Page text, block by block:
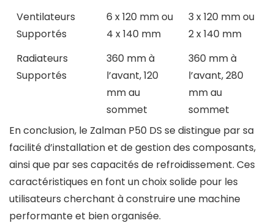
Ventilateurs
Supportés
6 x 120 mm ou
4 x 140 mm
3 x 120 mm ou
2 x 140 mm
Radiateurs
Supportés
360 mm à
l’avant, 120
mm au
sommet
360 mm à
l’avant, 280
mm au
sommet
En conclusion, le Zalman P50 DS se distingue par sa
facilité d’installation et de gestion des composants,
ainsi que par ses capacités de refroidissement. Ces
caractéristiques en font un choix solide pour les
utilisateurs cherchant à construire une machine
performante et bien organisée.